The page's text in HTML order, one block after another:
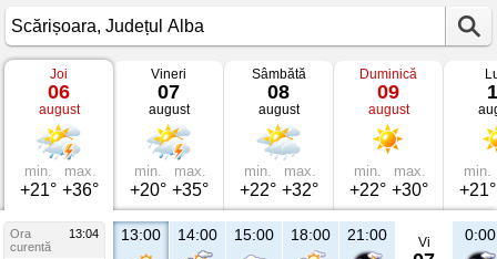
Vremea
Scărișoara
Județul
Alba
Joi
06
august
min.
+21°
max.
+36°
Vineri
07
august
min.
+20°
max.
+35°
Sâmbătă
08
august
min.
+22°
max.
+32°
Duminică
09
august
min.
+22°
max.
+30°
min.
+21°
Ora
13:04
curentă
13:00 14:00 15:00 18:00 21:00 Vi 0:00